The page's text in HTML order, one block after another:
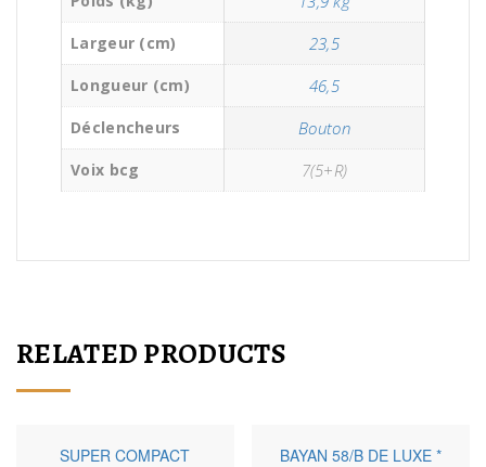
Largeur (cm) 23,5
Longueur (cm) 46,5
Déclencheurs Bouton
Voix bcg 7(5+R)
RELATED PRODUCTS
SUPER COMPACT BAYAN 58/B DE LUXE *